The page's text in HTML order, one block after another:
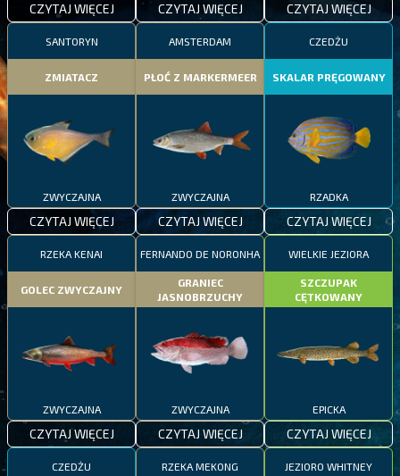
CZYTAJ WIĘCEJ CZYTAJ WIĘCEJ CZYTAJ WIĘCEJ
SANTORYN
ZMIATACZ
ZWYCZAJNA
CZYTAJ WIĘCEJ
AMSTERDAM
PŁOĆ Z MARKERMEER
ZWYCZAJNA
CZYTAJ WIĘCEJ
CZEDŻU
SKALAR PRĘGOWANY
RZADKA
CZYTAJ WIĘCEJ
RZEKA KENAI
GOLEC ZWYCZAJNY
ZWYCZAJNA
CZYTAJ WIĘCEJ
FERNANDO DE NORONHA
GRANIEC
JASNOBRZUCHY
ZWYCZAJNA
CZYTAJ WIĘCEJ
WIELKIE JEZIORA
SZCZUPAK
CĘTKOWANY
EPICKA
CZYTAJ WIĘCEJ
CZEDŻU RZEKA MEKONG JEZIORO WHITNEY